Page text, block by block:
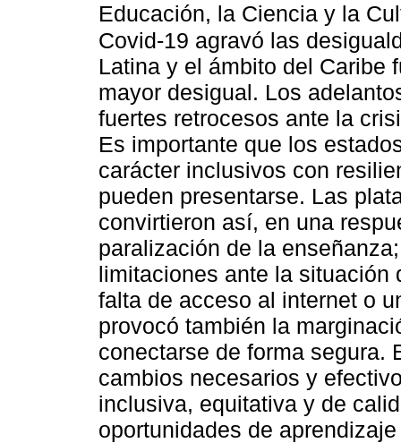
Educación, la Ciencia y la
Covid-19 agravó las
Latina y el ámbito del Caribe
mayor desigual. Los
fuertes retrocesos ante la
Es importante que los
carácter inclusivos con
pueden presentarse. Las
convirtieron así, en una
paralización de la
limitaciones ante la situación
falta de acceso al internet o
provocó también la
conectarse de forma segura.
cambios necesarios y
inclusiva, equitativa y de
oportunidades de